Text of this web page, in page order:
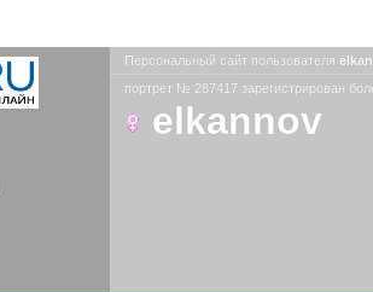
Персональный сайт пользователя
портрет № 287417 зарегистрирован
elkannov